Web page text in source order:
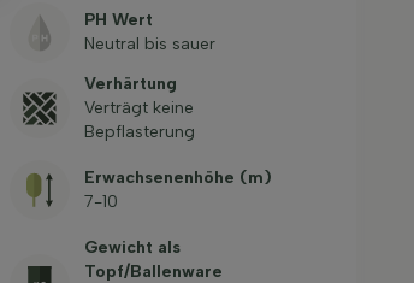
PH Wert
Neutral bis sauer
Verhärtung
Verträgt keine
Bepflasterung
Erwachsenenhöhe (m)
7-10
Gewicht als
Topf/Ballenware